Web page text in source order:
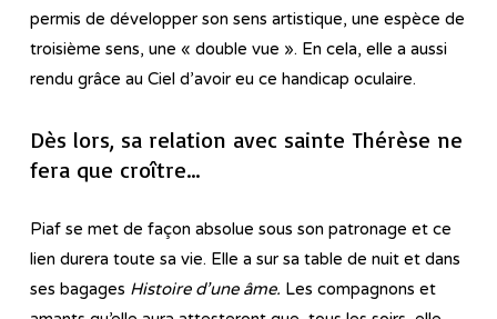
permis de développer son sens artistique, une espèce de
troisième sens, une « double vue ». En cela, elle a aussi
rendu grâce au Ciel d’avoir eu ce handicap oculaire.
Dès lors, sa relation avec sainte Thérèse ne
fera que croître…
Piaf se met de façon absolue sous son patronage et ce
lien durera toute sa vie. Elle a sur sa table de nuit et dans
ses bagages Histoire d’une âme. Les compagnons et